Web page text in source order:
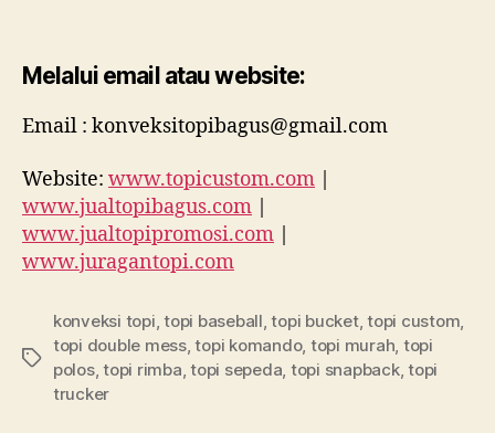
Melalui email atau website:
Email : konveksitopibagus@gmail.com
Website: www.topicustom.com |
www.jualtopibagus.com |
www.jualtopipromosi.com |
www.juragantopi.com
Tags
konveksi topi ,topi baseball ,topi bucket,topi custom
topi double mess,topi komando, topi murah topi
polos,topi rimba ,topi sepeda topi snapback,topi
trucker